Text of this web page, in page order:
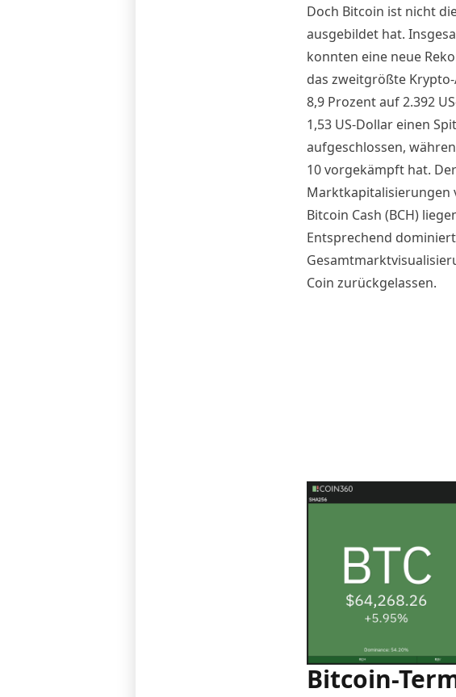
Doch Bitcoin ist nicht
ausgebildet hat.
konnten eine neue
das zweitgrößte
8,9 Prozent auf 2.392
1,53 US-Dollar einen
aufgeschlossen,
10 vorgekämpft hat.
Marktkapitalisierungen
Bitcoin Cash (BCH)
Entsprechend
Coin zurückgelassen.
Bitcoin-